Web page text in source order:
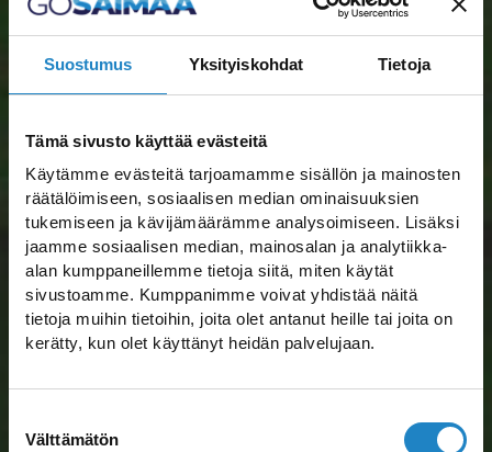
Suostumus Yksityiskohdat Tietoja
Tämä sivusto käyttää evästeitä
Käytämme evästeitä tarjoamamme sisällön ja mainosten
räätälöimiseen, sosiaalisen median ominaisuuksien
tukemiseen ja kävijämäärämme analysoimiseen. Lisäksi
jaamme sosiaalisen median, mainosalan ja analytiikka-
alan kumppaneillemme tietoja siitä, miten käytät
sivustoamme. Kumppanimme voivat yhdistää näitä
tietoja muihin tietoihin, joita olet antanut heille tai joita on
kerätty, kun olet käyttänyt heidän palvelujaan.
valinta
Välttämätön